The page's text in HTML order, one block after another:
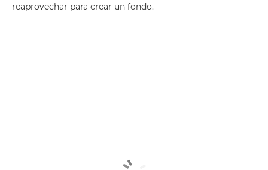
reaprovechar para crear un fondo.